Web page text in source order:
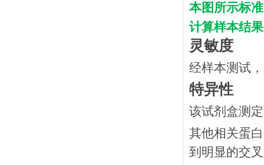
本图所示标
计算样本结果
灵敏度
经样本测试
特异性
该试剂盒测
其他相关蛋
到明显的交